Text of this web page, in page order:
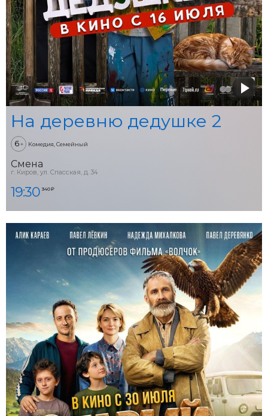
На деревню дедушке 2
6+ Комедия, Семейный
Смена
г. Киров, ул. Спасская, д. 34
19:30 340 ₽